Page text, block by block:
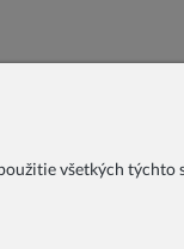
všetkých týchto